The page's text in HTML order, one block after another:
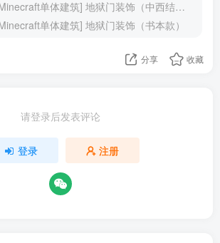
单体建筑] 地狱门装饰（中西结合款）
单体建筑] 地狱门装饰（书本款）
分享 收藏
请登录后发表评论
登录 注册